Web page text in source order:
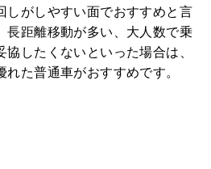
しがしやすい面でおすすめと言
長距離移動が多い、大人数で乗
したくないといった場合は、
た普通車がおすすめです。